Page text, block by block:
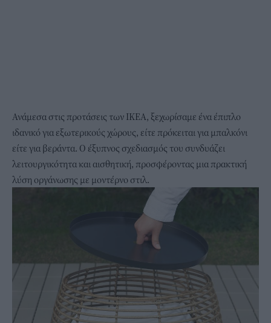
Ανάμεσα στις προτάσεις των IKEA, ξεχωρίσαμε ένα έπιπλο
ιδανικό για εξωτερικούς χώρους, είτε πρόκειται για μπαλκόνι
είτε για βεράντα. Ο έξυπνος σχεδιασμός του συνδυάζει
λειτουργικότητα και αισθητική, προσφέροντας μια πρακτική
λύση οργάνωσης με μοντέρνο στιλ.